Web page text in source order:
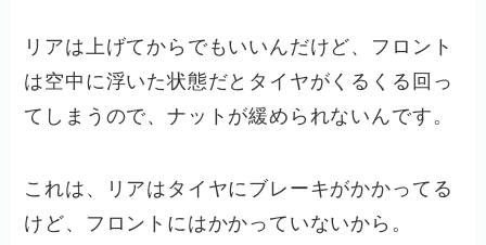
リアは上げてからでもいいんだけど、フロント
は空中に浮いた状態だとタイヤがくるくる回っ
てしまうので、ナットが緩められないんです。
これは、リアはタイヤにブレーキがかかってる
けど、フロントにはかかっていないから。